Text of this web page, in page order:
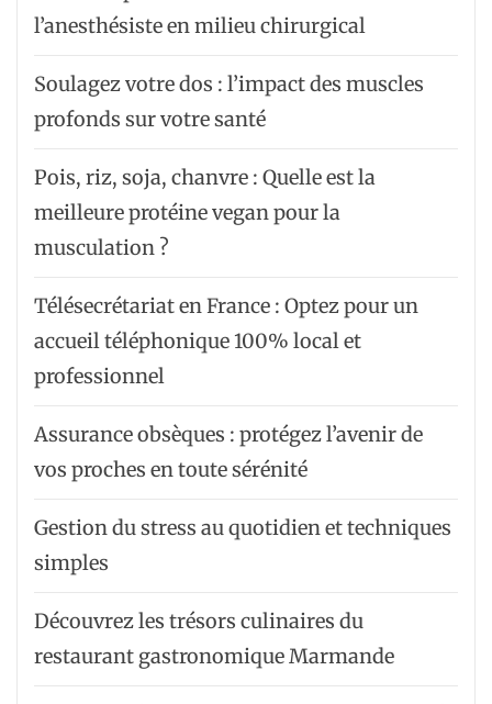
l’anesthésiste en milieu chirurgical
Soulagez votre dos : l’impact des muscles
profonds sur votre santé
Pois, riz, soja, chanvre : Quelle est la
meilleure protéine vegan pour la
musculation ?
Télésecrétariat en France : Optez pour un
accueil téléphonique 100% local et
professionnel
Assurance obsèques : protégez l’avenir de
vos proches en toute sérénité
Gestion du stress au quotidien et techniques
simples
Découvrez les trésors culinaires du
restaurant gastronomique Marmande